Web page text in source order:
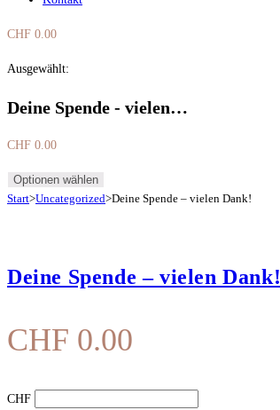
CHF 0.00
Ausgewählt:
Deine Spende - vielen…
CHF 0.00
Optionen wählen
Start>Uncategorized>Deine Spende – vielen Dank!
Deine Spende – vielen Dank!
CHF 0.00
CHF